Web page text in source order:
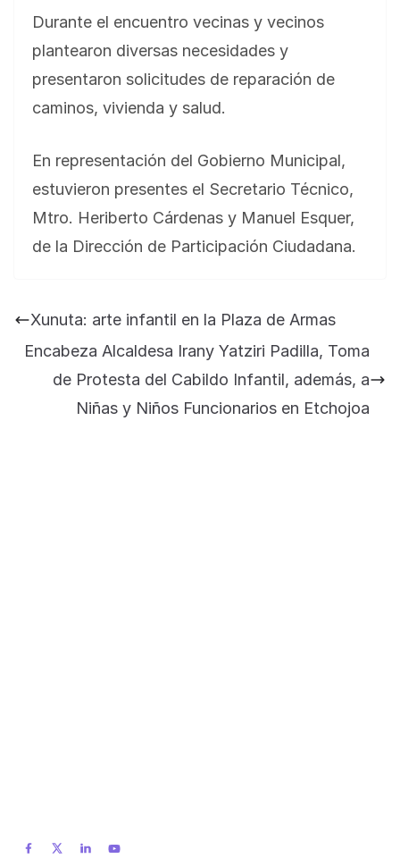
Durante el encuentro vecinas y vecinos
plantearon diversas necesidades y
presentaron solicitudes de reparación de
caminos, vivienda y salud.
En representación del Gobierno Municipal,
estuvieron presentes el Secretario Técnico,
Mtro. Heriberto Cárdenas y Manuel Esquer,
de la Dirección de Participación Ciudadana.
Xunuta: arte infantil en la Plaza de Armas
Encabeza Alcaldesa Irany Yatziri Padilla, Toma
de Protesta del Cabildo Infantil, además, a
Niñas y Niños Funcionarios en Etchojoa
BLOG
presente en la conferencia del gobernador
de Sonora Dr. Alfonso Durazo se esperan
importantes anuncios en el tema de salud
para la Universidad y para el municipio